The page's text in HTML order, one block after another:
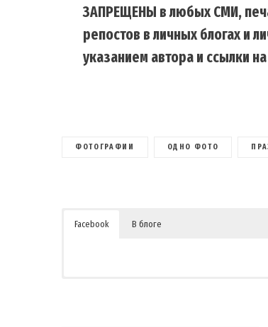
ЗАПРЕЩЕНЫ в любых СМИ,
репостов в личных блогах и
указанием автора и ссылки
ФОТОГРАФИИ ОДНО ФОТО
Facebook В блоге